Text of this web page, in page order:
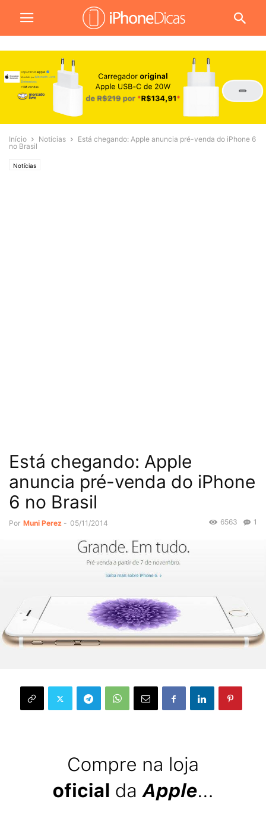
Início Notícias
Está chegando: Apple anuncia pré-venda do iPhone 6
no Brasil
Notícias
Está chegando: Apple
anuncia pré-venda do iPhone
6 no Brasil
Por Muni Perez - 05/11/2014 1
6563